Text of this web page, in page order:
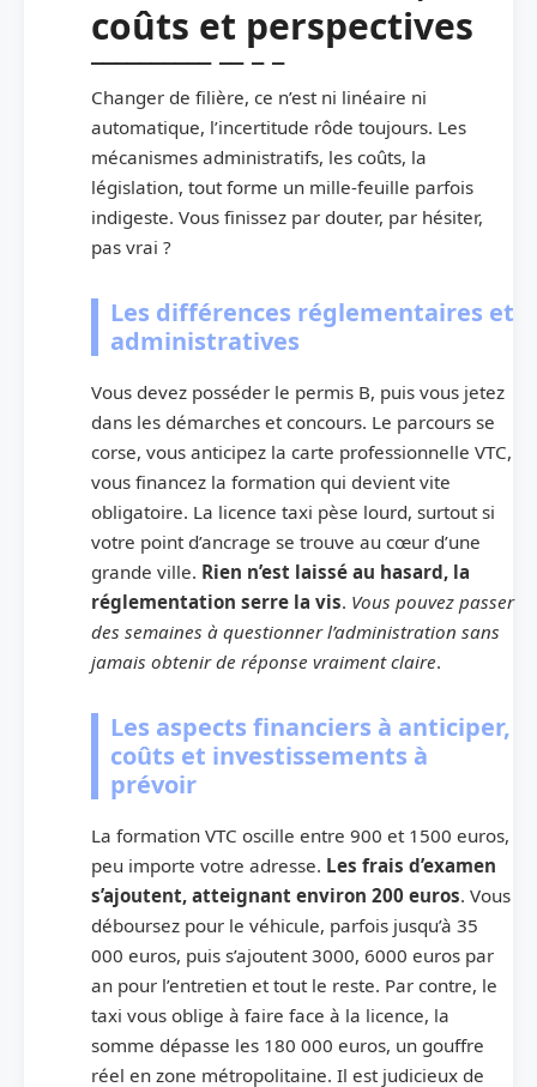
coûts et perspectives
Changer de filière, ce n’est ni linéaire ni
automatique, l’incertitude rôde toujours. Les
mécanismes administratifs, les coûts, la
législation, tout forme un mille-feuille parfois
indigeste. Vous finissez par douter, par hésiter,
pas vrai ?
Les différences réglementaires et
administratives
Vous devez posséder le permis B, puis vous jetez
dans les démarches et concours. Le parcours se
corse, vous anticipez la carte professionnelle VTC,
vous financez la formation qui devient vite
obligatoire. La licence taxi pèse lourd, surtout si
votre point d’ancrage se trouve au cœur d’une
grande ville. Rien n’est laissé au hasard, la
réglementation serre la vis. Vous pouvez passer
des semaines à questionner l’administration sans
jamais obtenir de réponse vraiment claire.
Les aspects financiers à anticiper,
coûts et investissements à
prévoir
La formation VTC oscille entre 900 et 1500 euros,
peu importe votre adresse. Les frais d’examen
s’ajoutent, atteignant environ 200 euros. Vous
déboursez pour le véhicule, parfois jusqu’à 35
000 euros, puis s’ajoutent 3000, 6000 euros par
an pour l’entretien et tout le reste. Par contre, le
taxi vous oblige à faire face à la licence, la
somme dépasse les 180 000 euros, un gouffre
réel en zone métropolitaine. Il est judicieux de